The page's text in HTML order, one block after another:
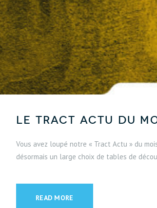
Le Tract Actu du
Vous avez loupé notre « Tract Actu » du
désormais un large choix de tables de
READ MORE